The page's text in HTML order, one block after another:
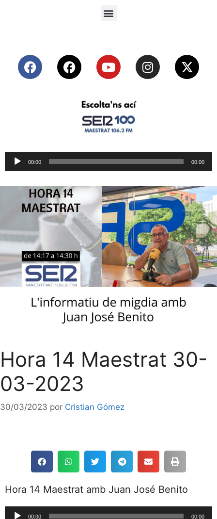
Reproductor
de
00:00 00:00
Hora 14 Maestrat 30-
03-2023
30/03/2023 por Cristian Gómez
Hora 14 Maestrat amb Juan José Benito
Reproductor
00:00 00:00